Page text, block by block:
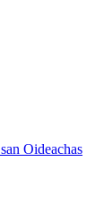
Oideachas